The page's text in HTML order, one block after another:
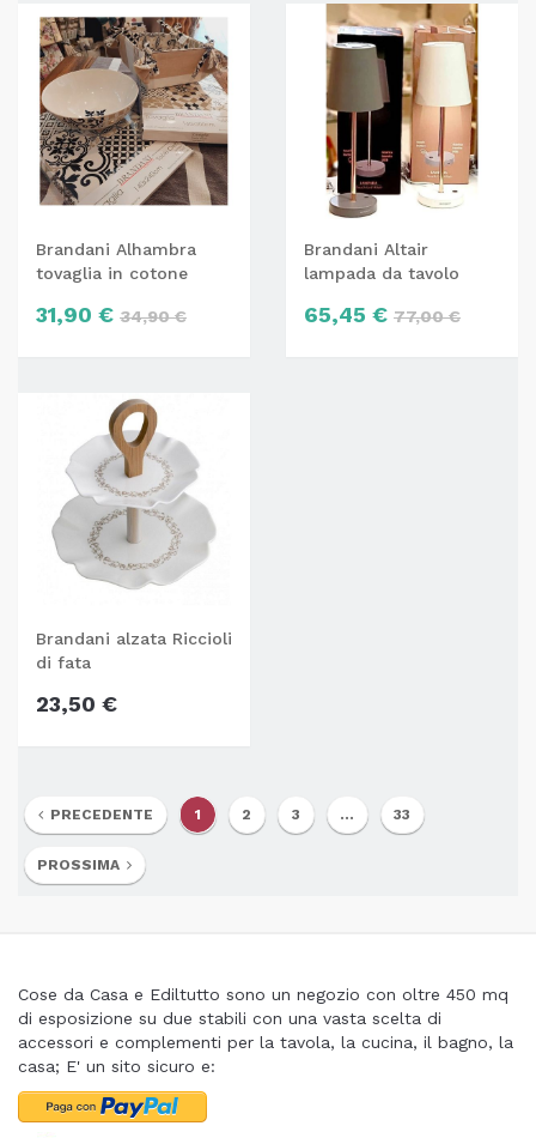
Brandani Alhambra
tovaglia in cotone
idrorepellente
31,90 € 34,90 €
Brandani Altair
lampada da tavolo
65,45 € 77,00 €
Brandani alzata Riccioli
di fata
23,50 €
PRECEDENTE 1 2 3 ... 33
PROSSIMA
Cose da Casa e Ediltutto sono un negozio con oltre 450 mq
di esposizione su due stabili con una vasta scelta di
accessori e complementi per la tavola, la cucina, il bagno, la
casa; E' un sito sicuro e: